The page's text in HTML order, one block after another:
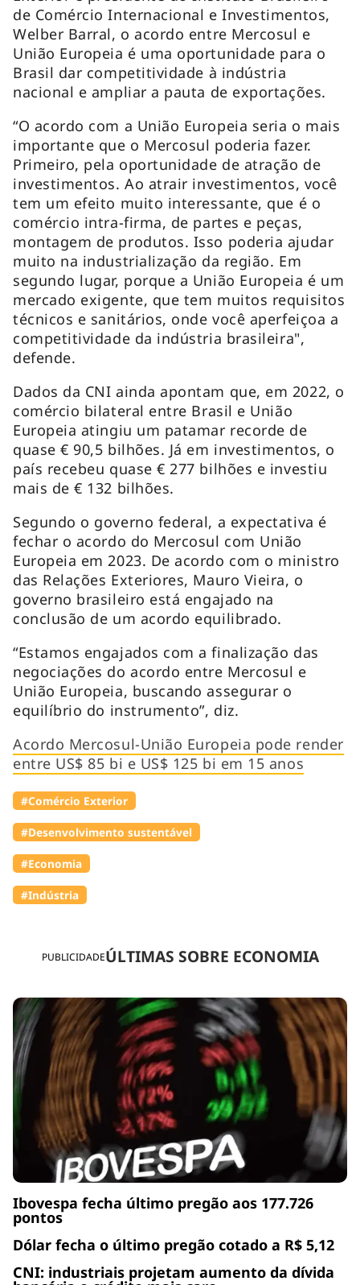
PUBLICIDADEÚLTIMAS SOBRE ECONOMIA
Ibovespa fecha último pregão aos 177.726
pontos
Dólar fecha o último pregão cotado a R$ 5,12
CNI: industriais projetam aumento da dívida
de Comércio Internacional e Investimentos,
Welber Barral, o acordo entre Mercosul e
União Europeia é uma oportunidade para o
Brasil dar competitividade à indústria
nacional e ampliar a pauta de exportações.
“O acordo com a União Europeia seria o mais
importante que o Mercosul poderia fazer.
Primeiro, pela oportunidade de atração de
investimentos. Ao atrair investimentos, você
tem um efeito muito interessante, que é o
comércio intra-firma, de partes e peças,
montagem de produtos. Isso poderia ajudar
muito na industrialização da região. Em
segundo lugar, porque a União Europeia é um
mercado exigente, que tem muitos requisitos
técnicos e sanitários, onde você aperfeiçoa a
competitividade da indústria brasileira",
defende.
Dados da CNI ainda apontam que, em 2022, o
comércio bilateral entre Brasil e União
Europeia atingiu um patamar recorde de
quase € 90,5 bilhões. Já em investimentos, o
país recebeu quase € 277 bilhões e investiu
mais de € 132 bilhões.
Segundo o governo federal, a expectativa é
fechar o acordo do Mercosul com União
Europeia em 2023. De acordo com o ministro
das Relações Exteriores, Mauro Vieira, o
governo brasileiro está engajado na
conclusão de um acordo equilibrado.
“Estamos engajados com a finalização das
negociações do acordo entre Mercosul e
União Europeia, buscando assegurar o
equilíbrio do instrumento”, diz.
Acordo Mercosul-União Europeia pode render
entre US$ 85 bi e US$ 125 bi em 15 anos
#Comércio Exterior
#Desenvolvimento sustentável
#Economia
#Indústria